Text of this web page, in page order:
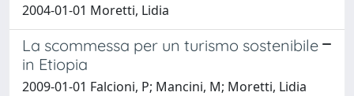
2004-01-01 Moretti, Lidia
La scommessa per un turismo sostenibile
in Etiopia
2009-01-01 Falcioni, P; Mancini, M; Moretti, Lidia